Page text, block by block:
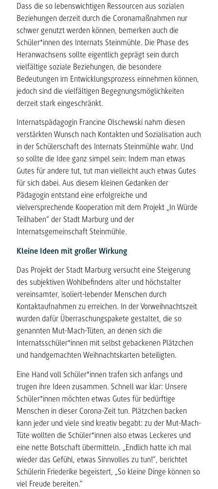
Dass die so lebenswichtigen Ressourcen aus sozialen
Beziehungen derzeit durch die Coronamaßnahmen nur
schwer genutzt werden können, bemerken auch die
Schüler*innen des Internats Steinmühle. Die Phase des
Heranwachsens sollte eigentlich geprägt sein durch
vielfältige soziale Beziehungen, die besondere
Bedeutungen im Entwicklungsprozess einnehmen können,
jedoch sind die vielfältigen Begegnungsmöglichkeiten
derzeit stark eingeschränkt.
Internatspädagogin Francine Olschewski nahm diesen
verstärkten Wunsch nach Kontakten und Sozialisation auch
in der Schülerschaft des Internats Steinmühle wahr. Und
so sollte die Idee ganz simpel sein: Indem man etwas
Gutes für andere tut, tut man vielleicht auch etwas Gutes
für sich dabei. Aus diesem kleinen Gedanken der
Pädagogin entstand eine erfolgreiche und
vielversprechende Kooperation mit dem Projekt „In Würde
Teilhaben“ der Stadt Marburg und der
Internatsgemeinschaft Steinmühle.
Kleine Ideen mit großer Wirkung
Das Projekt der Stadt Marburg versucht eine Steigerung
des subjektiven Wohlbefindens alter und höchstalter
vereinsamter, isoliert-lebender Menschen durch
Kontaktaufnahmen zu erreichen. In der Vorweihnachtszeit
wurden dafür Überraschungspakete gestaltet, die so
genannten Mut-Mach-Tüten, an denen sich die
Internatsschüler*innen mit selbst gebackenen Plätzchen
und handgemachten Weihnachtskarten beteiligten.
Eine Hand voll Schüler*innen trafen sich anfangs und
trugen ihre Ideen zusammen. Schnell war klar: Unsere
Schüler*innen möchten etwas Gutes für bedürftige
Menschen in dieser Corona-Zeit tun. Plätzchen backen
kann jeder und viele sind kreativ begabt: zu der Mut-Mach-
Tüte wollten die Schüler*innen also etwas Leckeres und
eine nette Botschaft übermitteln. „Endlich hatte ich mal
wieder das Gefühl, etwas Sinnvolles zu tun!“, berichtet
Schülerin Friederike begeistert, „So kleine Dinge können so
viel Freude bereiten.“